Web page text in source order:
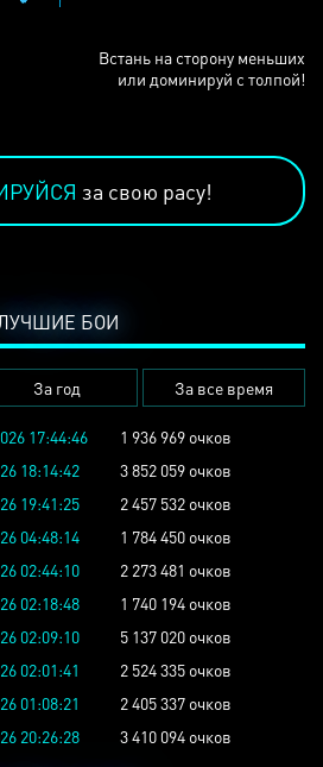
Встань на сторону меньших
или доминируй с толпой!
за свою расу!
БОИ
За год За все время
17:44:46
1 936 969 очков
18:14:42
3 852 059 очков
19:41:25
2 457 532 очков
04:48:14
1 784 450 очков
02:44:10
2 273 481 очков
02:18:48
1 740 194 очков
02:09:10
5 137 020 очков
02:01:41
2 524 335 очков
01:08:21
2 405 337 очков
20:26:28 3 410 094 очков